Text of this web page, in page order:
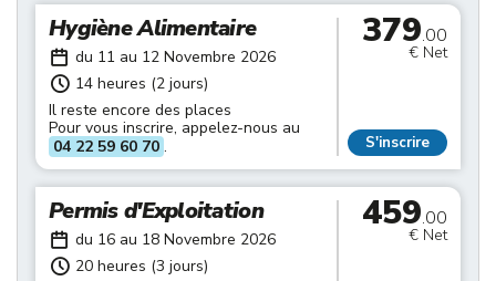
Hygiène Alimentaire
du 11 au 12 Novembre 2026
14 heures (2 jours)
Il reste encore des places
Pour vous inscrire, appelez-nous au
04 22 59 60 70 .
379.00
€ Net
S'inscrire
Permis d'Exploitation
du 16 au 18 Novembre 2026
20 heures (3 jours)
459.00
€ Net